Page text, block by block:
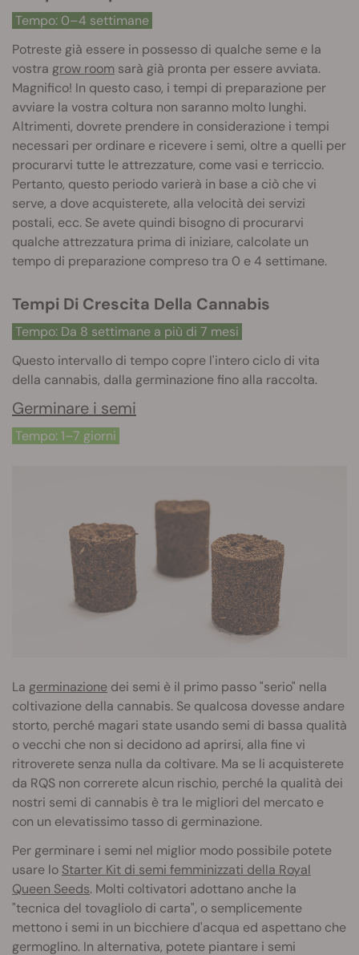
Tempo: 0–4 settimane
Potreste già essere in possesso di qualche seme e la
vostra grow room sarà già pronta per essere avviata.
Magnifico! In questo caso, i tempi di preparazione per
avviare la vostra coltura non saranno molto lunghi.
Altrimenti, dovrete prendere in considerazione i tempi
necessari per ordinare e ricevere i semi, oltre a quelli per
procurarvi tutte le attrezzature, come vasi e terriccio.
Pertanto, questo periodo varierà in base a ciò che vi
serve, a dove acquisterete, alla velocità dei servizi
postali, ecc. Se avete quindi bisogno di procurarvi
qualche attrezzatura prima di iniziare, calcolate un
tempo di preparazione compreso tra 0 e 4 settimane.
Tempi Di Crescita Della Cannabis
Tempo: Da 8 settimane a più di 7 mesi
Questo intervallo di tempo copre l'intero ciclo di vita
della cannabis, dalla germinazione fino alla raccolta.
Germinare i semi
Tempo: 1–7 giorni
La germinazione dei semi è il primo passo "serio" nella
coltivazione della cannabis. Se qualcosa dovesse andare
storto, perché magari state usando semi di bassa qualità
o vecchi che non si decidono ad aprirsi, alla fine vi
ritroverete senza nulla da coltivare. Ma se li acquisterete
da RQS non correrete alcun rischio, perché la qualità dei
nostri semi di cannabis è tra le migliori del mercato e
con un elevatissimo tasso di germinazione.
Per germinare i semi nel miglior modo possibile potete
usare lo Starter Kit di semi femminizzati della Royal
Queen Seeds. Molti coltivatori adottano anche la
"tecnica del tovagliolo di carta", o semplicemente
mettono i semi in un bicchiere d'acqua ed aspettano che
germoglino. In alternativa, potete piantare i semi